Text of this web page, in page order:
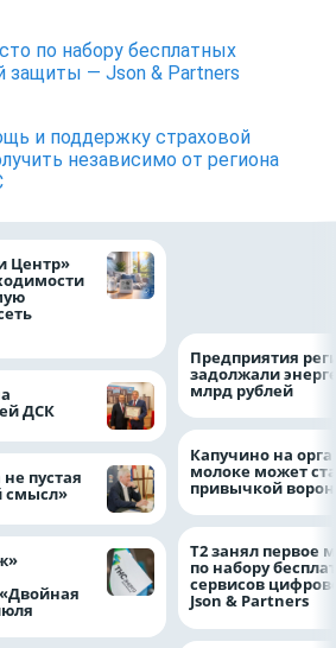
по набору бесплатных
защиты — Json & Partners
и поддержку страховой
независимо от региона
Центр»
ДСК
пустая
смысл»
Предприятия
задолжали
млрд рублей
Капучино на
молоке может
привычкой
Т2 занял первое
по набору
сервисов
Json & Partners